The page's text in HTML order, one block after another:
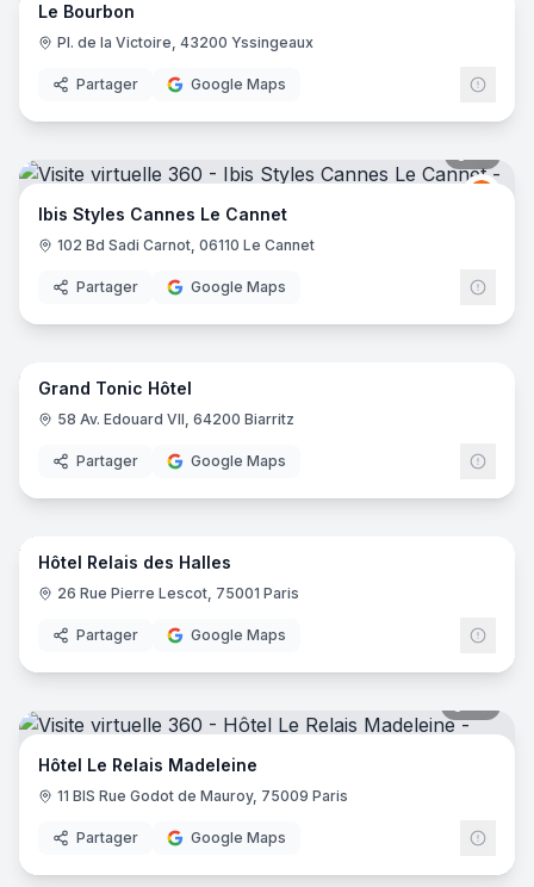
Le Bourbon
Pl. de la Victoire, 43200 Yssingeaux
Partager Google Maps
Ibis
Ibis Styles Cannes Le Cannet
102 Bd Sadi Carnot, 06110 Le Cannet
Partager Google Maps
10
Grand Tonic Hôtel
58 Av. Edouard VII, 64200 Biarritz
Partager Google Maps
17
Hôtel Relais des Halles
26 Rue Pierre Lescot, 75001 Paris
Partager Google Maps
Hôtel Le Relais Madeleine
11 BIS Rue Godot de Mauroy, 75009 Paris
Partager Google Maps